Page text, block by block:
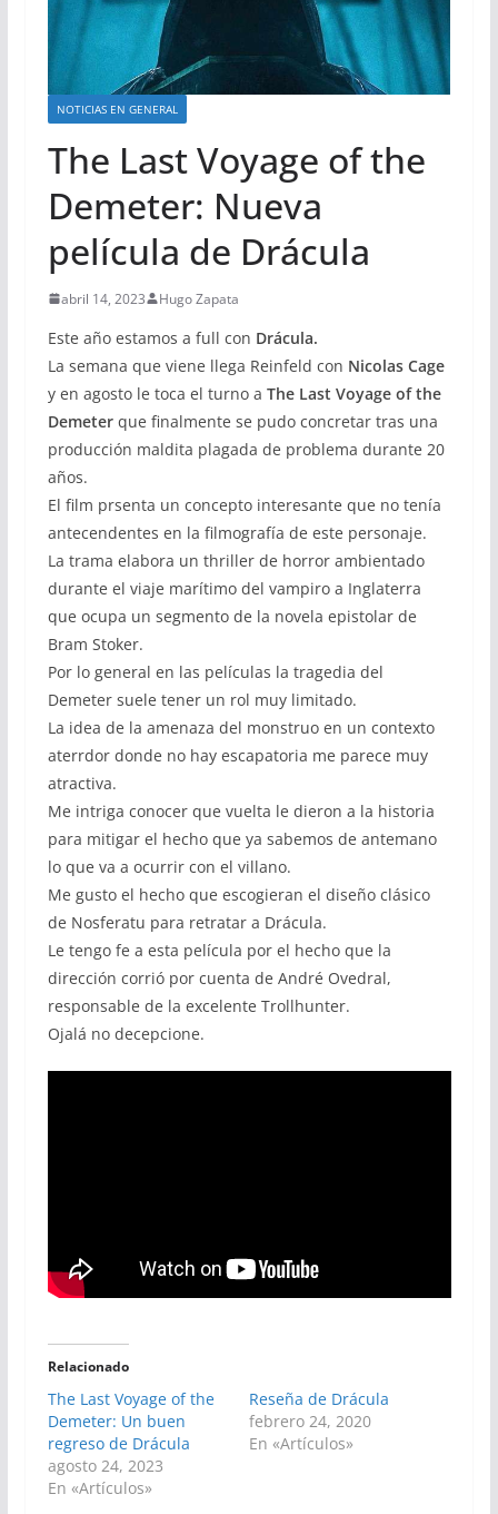
NOTICIAS EN GENERAL
The Last Voyage of the
Demeter: Nueva
película de Drácula
abril 14, 2023 Hugo Zapata
Este año estamos a full con Drácula.
La semana que viene llega Reinfeld con Nicolas Cage
y en agosto le toca el turno a The Last Voyage of the
Demeterque finalmente se pudo concretar tras una
producción maldita plagada de problema durante 20
años.
El film prsenta un concepto interesante que no tenía
antecendentes en la filmografía de este personaje.
La trama elabora un thriller de horror ambientado
durante el viaje marítimo del vampiro a Inglaterra
que ocupa un segmento de la novela epistolar de
Bram Stoker.
Por lo general en las películas la tragedia del
Demeter suele tener un rol muy limitado.
La idea de la amenaza del monstruo en un contexto
aterrdor donde no hay escapatoria me parece muy
atractiva.
Me intriga conocer que vuelta le dieron a la historia
para mitigar el hecho que ya sabemos de antemano
lo que va a ocurrir con el villano.
Me gusto el hecho que escogieran el diseño clásico
de Nosferatu para retratar a Drácula.
Le tengo fe a esta película por el hecho que la
dirección corrió por cuenta de André Ovedral,
responsable de la excelente Trollhunter.
Ojalá no decepcione.
Relacionado
The Last Voyage of the
Demeter: Un buen
regreso de Drácula
agosto 24, 2023
En «Artículos»
Reseña de Drácula
febrero 24, 2020
En «Artículos»